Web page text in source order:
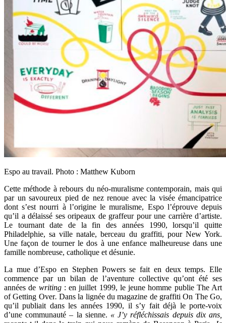
Espo au travail. Photo : Matthew Kuborn
Cette méthode à rebours du néo-muralisme contemporain, mais qui
par un savoureux pied de nez renoue avec la visée émancipatrice
dont s’est nourri à l’origine le muralisme, Espo l’éprouve depuis
qu’il a délaissé ses oripeaux de graffeur pour une carrière d’artiste.
Le tournant date de la fin des années 1990, lorsqu’il quitte
Philadelphie, sa ville natale, berceau du graffiti, pour New York.
Une façon de tourner le dos à une enfance malheureuse dans une
famille nombreuse, catholique et désunie.
La mue d’Espo en Stephen Powers se fait en deux temps. Elle
commence par un bilan de l’aventure collective qu’ont été ses
années de writing : en juillet 1999, le jeune homme publie The Art
of Getting Over.Dans la lignée du magazine de graffiti On The Go,
qu’il publiait dans les années 1990, il s’y fait déjà le porte-voix
d’une communauté – la sienne. « J’y réfléchissais depuis dix ans,